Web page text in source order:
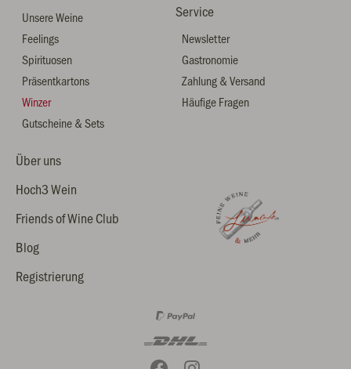
Unsere Weine
Feelings
Spirituosen
Präsentkartons
Winzer
Gutscheine & Sets
Service
Newsletter
Gastronomie
Zahlung & Versand
Häufige Fragen
Über uns
Hoch3 Wein
Friends of Wine Club
Blog
Registrierung